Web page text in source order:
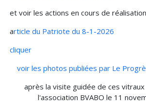
et voir les actions en cours de
article du Patriote du 8-1-2026
cliquer
voir les photos publiées par Le
après la visite guidée de ces
l'association BVABO le 11